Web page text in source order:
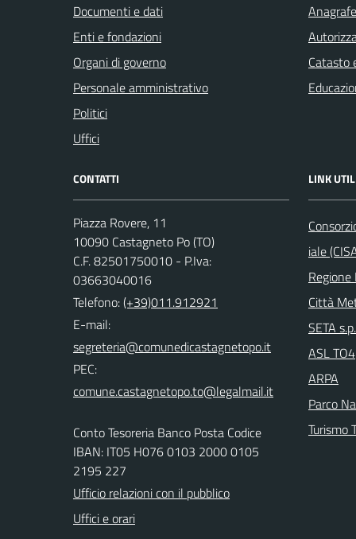
Documenti e dati
Enti e fondazioni
Organi di governo
Personale amministrativo
Politici
Uffici
Catasto
CONTATTI
Piazza Rovere, 11
10090 Castagneto Po (TO)
C.F. 82501750010 - P.Iva:
03663040016
Telefono:(+39)011.912921
E-mail:
PEC:
Conto Tesoreria Banco Posta Codice
IBAN: IT05 H076 0103 2000 0105
2195 227
Ufficio relazioni con il pubblico
Uffici e orari
LINK
iale
Città
SETA
ASL TO4
ARPA
Parco
Turismo